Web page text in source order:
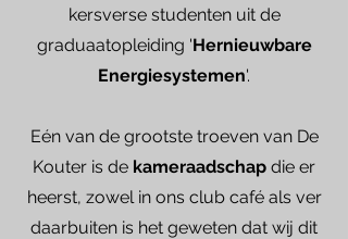
kersverse studenten uit de
graduaatopleiding 'Hernieuwbare
Energiesystemen'.
Eén van de grootste troeven van De
Kouter is de kameraadschap die er
heerst, zowel in ons club café als ver
daarbuiten is het geweten dat wij dit